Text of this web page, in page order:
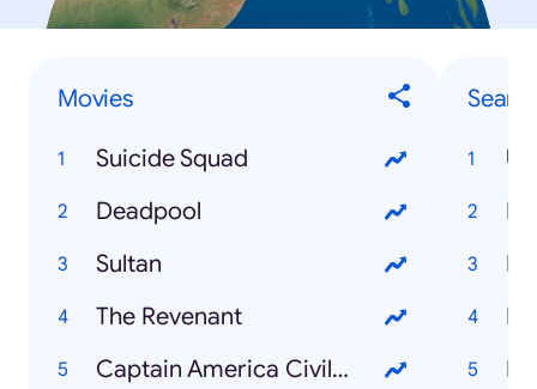
Movies
Suicide Squad
Deadpool
Sultan
The Revenant
Captain America Civil War